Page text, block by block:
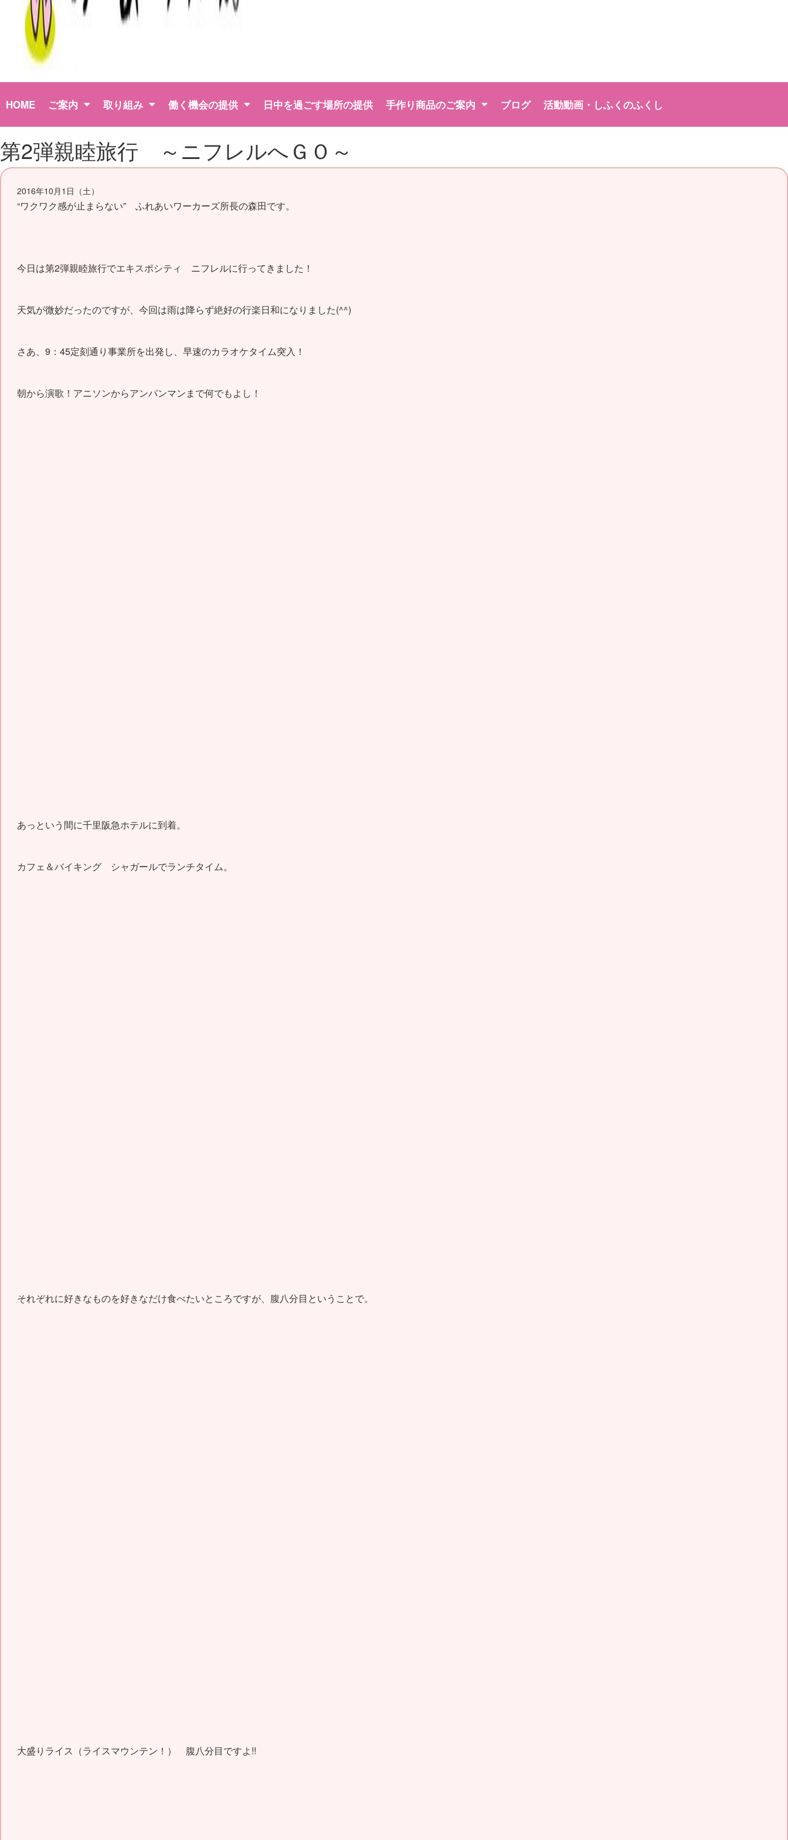
HOME ご案内 取り組み 働く機会の提供 日中を過ごす場所の提供 手作り商品のご案内 ブログ 活動動画・しふくのふくし
第2弾親睦旅行 ～ニフレルへＧＯ～
2016年10月1日（土）
“ワクワク感が止まらない” ふれあいワーカーズ所長の森田です。
今日は第2弾親睦旅行でエキスポシティ ニフレルに行ってきました！
天気が微妙だったのですが、今回は雨は降らず絶好の行楽日和になりました(^^)
さあ、9：45定刻通り事業所を出発し、早速のカラオケタイム突入！
朝から演歌！アニソンからアンパンマンまで何でもよし！
あっという間に千里阪急ホテルに到着。
カフェ＆バイキング シャガールでランチタイム。
それぞれに好きなものを好きなだけ食べたいところですが、腹八分目ということで。
大盛りライス（ライスマウンテン！） 腹八分目ですよ!!